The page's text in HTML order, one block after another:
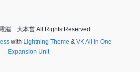
脳 大本営 All Rights Reserved.
with Lightning Theme & VK All in One
Expansion Unit